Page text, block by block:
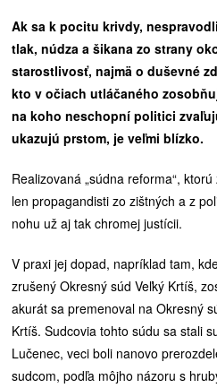
Ak sa k pocitu krivdy,
tlak, núdza a šikana zo strany
starostlivosť, najmä o duševné
kto v očiach utláčaného
na koho neschopní politici
ukazujú prstom, je veľmi blízko.
Realizovaná „súdna reforma“,
len propagandisti zo zištných a z
nohu už aj tak chromej justícii.
V praxi jej dopad, napríklad tam,
zrušený Okresný súd Veľký Krtíš,
akurát sa premenoval na Okresný
Krtíš. Sudcovia tohto súdu sa stali
Lučenec, veci boli nanovo
sudcom, podľa môjho názoru s